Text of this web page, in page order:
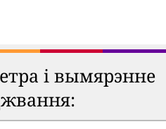
і вымярэнне